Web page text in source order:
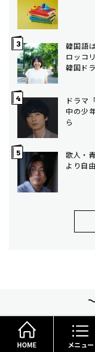
韓国語
ロッコ
韓国ド
ドラマ
中の少
ら
歌人・
より自
朝
朝日